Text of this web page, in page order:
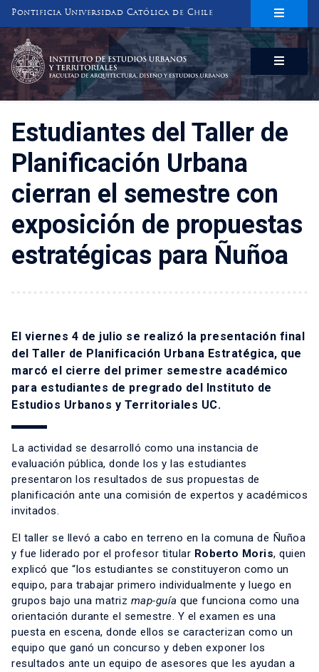
Pontificia Universidad Católica de Chile
INSTITUTO DE ESTUDIOS URBANOS
Y TERRITORIALES
FACULTAD DE ARQUITECTURA, DISEÑO Y ESTUDIOS URBANOS
Estudiantes del Taller de
Planificación Urbana
cierran el semestre con
exposición de propuestas
estratégicas para Ñuñoa
El viernes 4 de julio se realizó la presentación final
del Taller de Planificación Urbana Estratégica, que
marcó el cierre del primer semestre académico
para estudiantes de pregrado del Instituto de
Estudios Urbanos y Territoriales UC.
La actividad se desarrolló como una instancia de
evaluación pública, donde los y las estudiantes
presentaron los resultados de sus propuestas de
planificación ante una comisión de expertos y académicos
invitados.
El taller se llevó a cabo en terreno en la comuna de Ñuñoa
y fue liderado por el profesor titular Roberto Moris, quien
explicó que “los estudiantes se constituyeron como un
equipo, para trabajar primero individualmente y luego en
grupos bajo una matriz map-guía que funciona como una
orientación durante el semestre. Y el examen es una
puesta en escena, donde ellos se caracterizan como un
equipo que ganó un concurso y deben exponer los
resultados ante un equipo de asesores que les ayudan a